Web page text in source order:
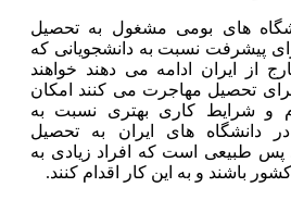
های بومی مشغول به تحصیل
پیشرفت نسبت به دانشجویانی که
از ایران ادامه می دهند خواهند
تحصیل مهاجرت می کنند امکان
و شرایط کاری بهتری نسبت به
دانشگاه های ایران به تحصیل
پس طبیعی است که افراد زیادی به
باشند و به این کار اقدام کنند.